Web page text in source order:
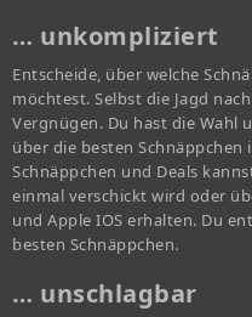
… unkompliziert
Entscheide, über welche
möchtest. Selbst die Jagd
Vergnügen. Du hast die Wahl
über die besten
Schnäppchen und Deals
einmal verschickt wird oder
und Apple IOS erhalten. Du
besten Schnäppchen.
… unschlagbar